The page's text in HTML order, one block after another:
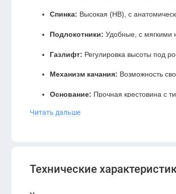
Спинка: Высокая (HB), с
Подлокотники: Удобные, с мягкими
Газлифт: Регулировка высоты под
Механизм качания: Возможность
Основание: Прочная крестовина с
Максимальная нагрузка:
оформления заказа.
Читать дальше
Технические